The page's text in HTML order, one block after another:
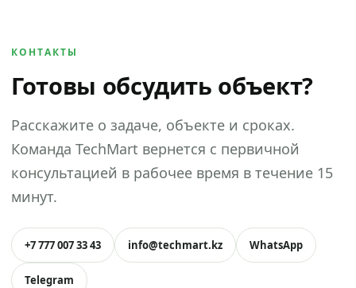
КОНТАКТЫ
Готовы обсудить объект?
Расскажите о задаче, объекте и сроках.
Команда TechMart вернется с первичной
консультацией в рабочее время в течение 15
минут.
+7 777 007 33 43 info@techmart.kz WhatsApp
Telegram